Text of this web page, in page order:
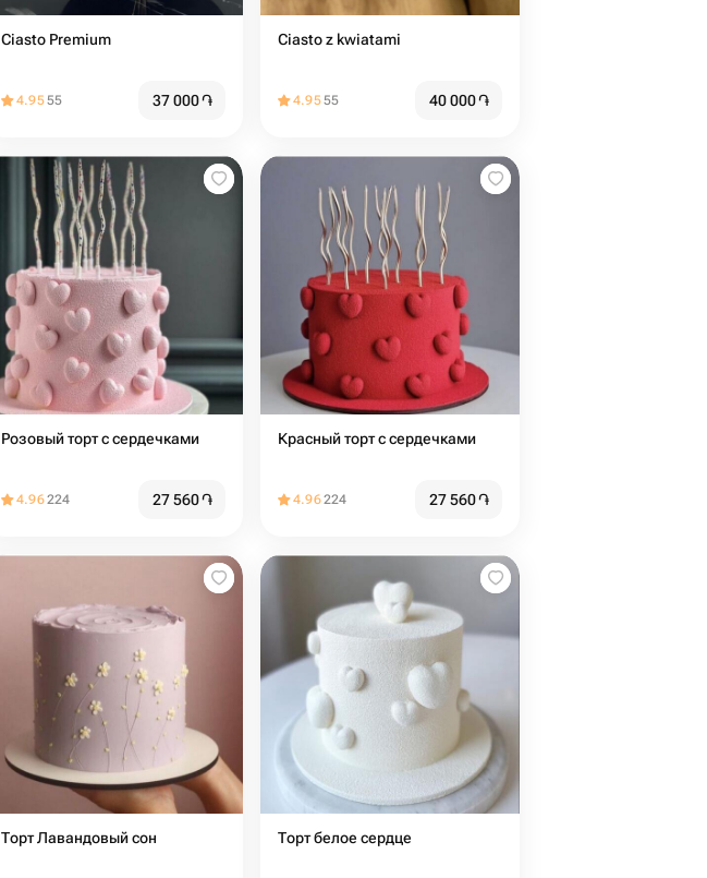
Ciasto Premium
4.9555 37 000֏
Ciasto z kwiatami
4.9555 40 000֏
Розовый торт с сердечками
4.96224 27 560֏
Красный торт с сердечками
4.96224 27 560֏
Торт Лавандовый сон Торт белое сердце